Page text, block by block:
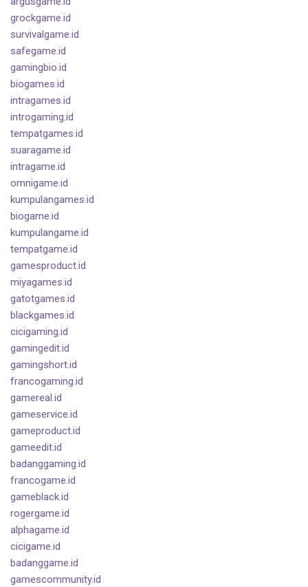
grockgame.id
survivalgame.id
safegame.id
gamingbio.id
biogames.id
intragames.id
introgaming.id
tempatgames.id
suaragame.id
intragame.id
omnigame.id
kumpulangames.id
biogame.id
kumpulangame.id
tempatgame.id
gamesproduct.id
miyagames.id
gatotgames.id
blackgames.id
cicigaming.id
gamingedit.id
gamingshort.id
francogaming.id
gamereal.id
gameservice.id
gameproduct.id
gameedit.id
badanggaming.id
francogame.id
gameblack.id
rogergame.id
alphagame.id
cicigame.id
badanggame.id
gamescommunity.id